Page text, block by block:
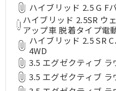
ハイブリッド 2.5 G F
ハイブリッド 2.5SR ウ
アップ車 脱着タイプ電
ハイブリッド 2.5 SR
4WD
3.5 エグゼクティブ ラ
3.5 エグゼクティブ ラ